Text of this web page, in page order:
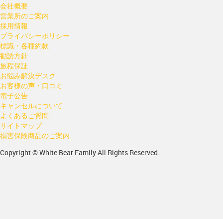
会社概要
営業所のご案内
採用情報
プライバシーポリシー
標識・各種約款
勧誘方針
旅程保証
お悩み解決デスク
お客様の声・口コミ
電子公告
キャンセルについて
よくあるご質問
サイトマップ
損害保険商品のご案内
Copyright © White Bear Family All Rights Reserved.